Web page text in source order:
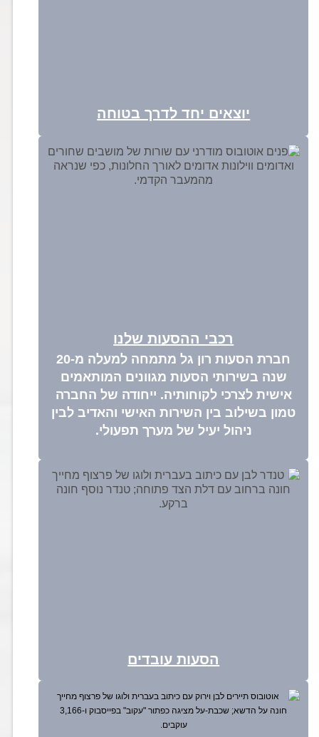
יוצאים יחד לדרך בטוחה
רכבי ההסעות שלנו
חברת הסעות רון גל מתמחה למעלה מ-20
שנה בשירותי הסעות מגוונים המותאמים
אישית לצרכי לקוחותיה. ייחודה של החברה
טמון בשילוב בין השירות האישי והאדיב לבין
ניהול יעיל של מערך תפעולי.
הסעות עובדים